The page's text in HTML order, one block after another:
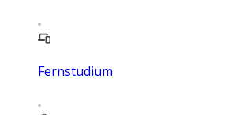
Fernstudium